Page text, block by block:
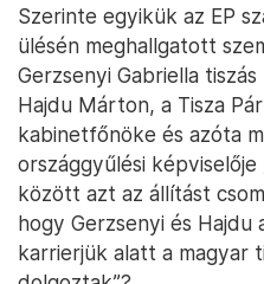
Szerinte egyikük az EP
ülésén meghallgatott
Gerzsenyi Gabriella
Hajdu Márton, a Tisza
kabinetfőnöke és azóta
országgyűlési
között azt az állítást
hogy Gerzsenyi és Hajdu
karrierjük alatt a magyar